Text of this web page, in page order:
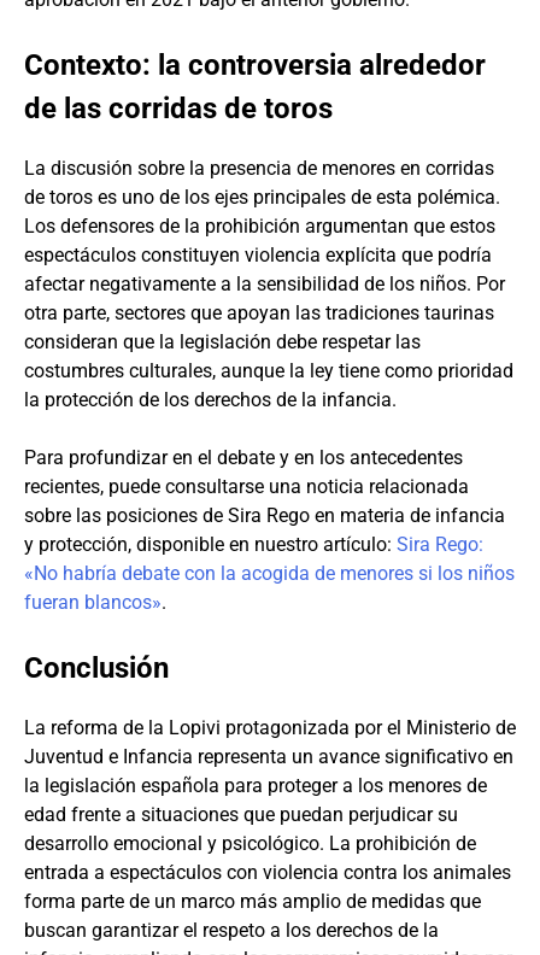
Contexto: la controversia alrededor
de las corridas de toros
La discusión sobre la presencia de menores en corridas
de toros es uno de los ejes principales de esta polémica.
Los defensores de la prohibición argumentan que estos
espectáculos constituyen violencia explícita que podría
afectar negativamente a la sensibilidad de los niños. Por
otra parte, sectores que apoyan las tradiciones taurinas
consideran que la legislación debe respetar las
costumbres culturales, aunque la ley tiene como prioridad
la protección de los derechos de la infancia.
Para profundizar en el debate y en los antecedentes
recientes, puede consultarse una noticia relacionada
sobre las posiciones de Sira Rego en materia de infancia
y protección, disponible en nuestro artículo: Sira Rego:
«No habría debate con la acogida de menores si los niños
fueran blancos».
Conclusión
La reforma de la Lopivi protagonizada por el Ministerio de
Juventud e Infancia representa un avance significativo en
la legislación española para proteger a los menores de
edad frente a situaciones que puedan perjudicar su
desarrollo emocional y psicológico. La prohibición de
entrada a espectáculos con violencia contra los animales
forma parte de un marco más amplio de medidas que
buscan garantizar el respeto a los derechos de la